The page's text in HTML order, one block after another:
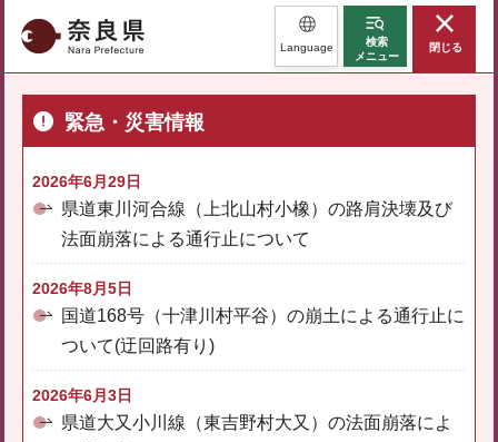
奈良県 Language
検索
メニュー
閉じる
緊急・災害情報
2026年6月29日
県道東川河合線（上北山村小橡）の路肩決壊及び
法面崩落による通行止について
2026年8月5日
国道168号（十津川村平谷）の崩土による通行止に
ついて(迂回路有り)
2026年6月3日
県道大又小川線（東吉野村大又）の法面崩落によ